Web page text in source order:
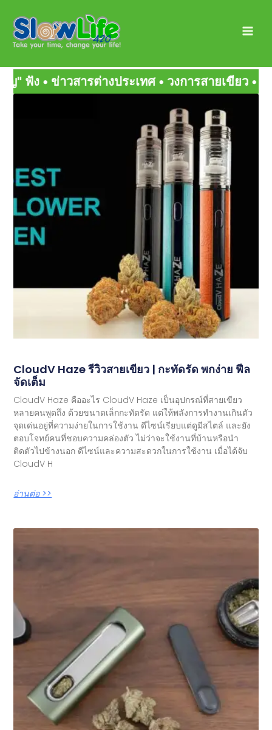
content
งการสายเขียว • มิตรสหายกัญ • สายเขียวเด็ดๆ
CloudV Haze รีวิวสายเขียว | กะทัดรัด พกง่าย ฟีล
จัดเต็ม
CloudV Haze คืออะไร CloudV Haze เป็นอุปกรณ์ที่สายเขียว
หลายคนพูดถึง ด้วยขนาดเล็กกะทัดรัด แต่ให้พลังการทำงานเกินตัว
จุดเด่นอยู่ที่ความง่ายในการใช้งาน ดีไซน์เรียบแต่ดูมีสไตล์ และยัง
ตอบโจทย์คนที่ชอบความคล่องตัว ไม่ว่าจะใช้งานที่บ้านหรือนำ
ติดตัวไปข้างนอก ดีไซน์และความสะดวกในการใช้งาน เมื่อได้จับ
CloudV H
อ่านต่อ >>